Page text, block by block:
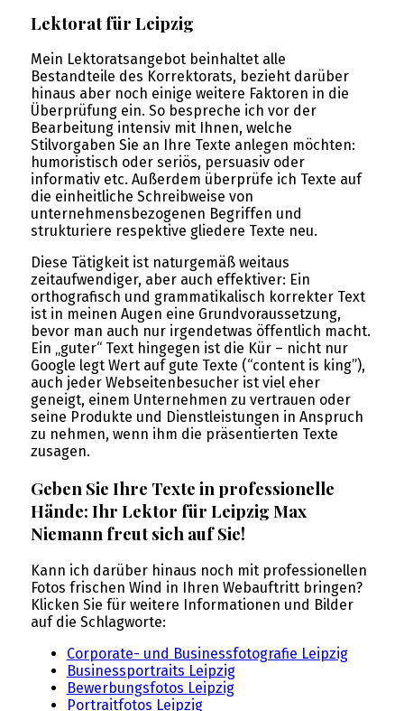
Lektorat für Leipzig
Mein Lektoratsangebot beinhaltet alle
Bestandteile des Korrektorats, bezieht darüber
hinaus aber noch einige weitere Faktoren in die
Überprüfung ein. So bespreche ich vor der
Bearbeitung intensiv mit Ihnen, welche
Stilvorgaben Sie an Ihre Texte anlegen möchten:
humoristisch oder seriös, persuasiv oder
informativ etc. Außerdem überprüfe ich Texte auf
die einheitliche Schreibweise von
unternehmensbezogenen Begriffen und
strukturiere respektive gliedere Texte neu.
Diese Tätigkeit ist naturgemäß weitaus
zeitaufwendiger, aber auch effektiver: Ein
orthografisch und grammatikalisch korrekter Text
ist in meinen Augen eine Grundvoraussetzung,
bevor man auch nur irgendetwas öffentlich macht.
Ein „guter“ Text hingegen ist die Kür – nicht nur
Google legt Wert auf gute Texte (“content is king”),
auch jeder Webseitenbesucher ist viel eher
geneigt, einem Unternehmen zu vertrauen oder
seine Produkte und Dienstleistungen in Anspruch
zu nehmen, wenn ihm die präsentierten Texte
zusagen.
Geben Sie Ihre Texte in professionelle
Hände: Ihr Lektor für Leipzig Max
Niemann freut sich auf Sie!
Kann ich darüber hinaus noch mit professionellen
Fotos frischen Wind in Ihren Webauftritt bringen?
Klicken Sie für weitere Informationen und Bilder
auf die Schlagworte:
Corporate- und Businessfotografie Leipzig
Businessportraits Leipzig
Bewerbungsfotos Leipzig
Portraitfotos Leipzig